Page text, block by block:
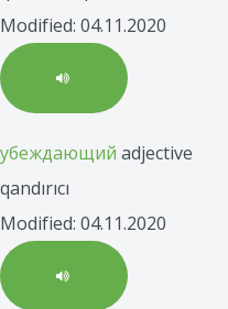
Modified: 04.11.2020
убеждающий adjective
qandırıcı
Modified: 04.11.2020